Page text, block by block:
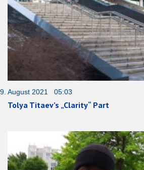
9. August 2021 05:03
Tolya Titaev’s „Clarity“ Part